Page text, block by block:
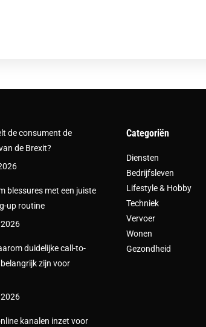
de consument de
de Brexit?
blessures met een juiste
up routine
duidelijke call-to-
zijn voor
kanalen inzet voor
Categoriën
Diensten
Bedrijfsleven
Lifestyle & Hobby
Techniek
Vervoer
Wonen
Gezondheid